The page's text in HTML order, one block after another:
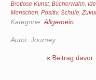
Brotlose Kunst,Bücherwahn,
Menschen,Positiv,Schule,
Kategorie: Allgemein
Autor: Journey
« Beitrag davor